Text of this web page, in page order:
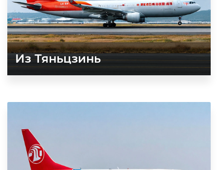
Из Тяньцзинь